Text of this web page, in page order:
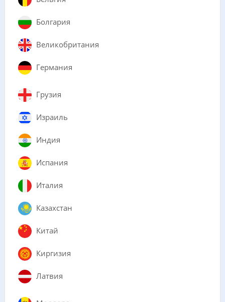
Болгария
Великобритания
Германия
Грузия
Израиль
Индия
Испания
Италия
Казахстан
Китай
Киргизия
Латвия